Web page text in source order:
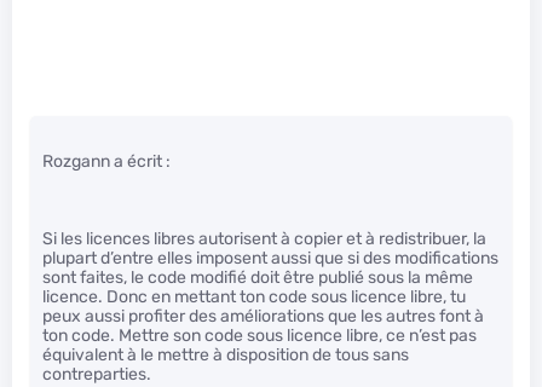
Rozgann a écrit :
Si les licences libres autorisent à copier et à redistribuer, la
plupart d’entre elles imposent aussi que si des modifications
sont faites, le code modifié doit être publié sous la même
licence. Donc en mettant ton code sous licence libre, tu
peux aussi profiter des améliorations que les autres font à
ton code. Mettre son code sous licence libre, ce n’est pas
équivalent à le mettre à disposition de tous sans
contreparties.